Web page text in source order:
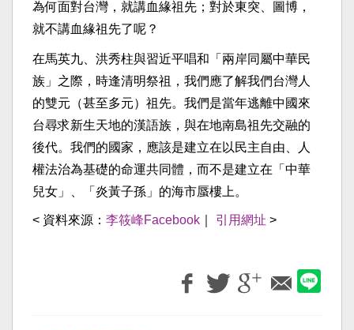
為何面對台灣，就講血緣祖先；對於東突、圖博，
就不講血緣祖先了呢？
在馬英九、洪秀柱與習近平唱和「兩岸同屬中華民
族」之際，時逢清明祭祖，我們應了解我們台灣人
的雙元（甚至多元）祖先。我們是當年逃離中國來
台尋求新生天地的漢語族，與在地南島祖先交融的
後代。我們的國家，應該是建立在以民主自由、人
權法治為基礎的命運共同體，而不是建立在「中華
兒女」、「炎黃子孫」的海市蜃樓上。
< 資料來源： 李筱峰Facebook 引用網址 >